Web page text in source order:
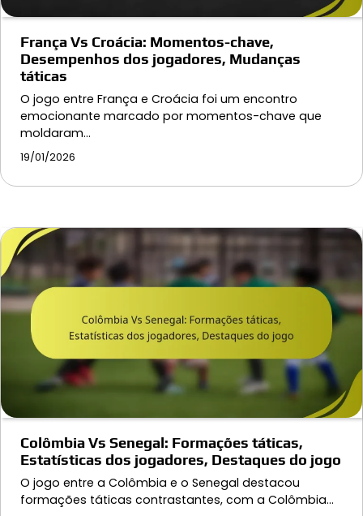
França Vs Croácia: Momentos-chave,
Desempenhos dos jogadores, Mudanças
táticas
O jogo entre França e Croácia foi um encontro
emocionante marcado por momentos-chave que
moldaram…
19/01/2026
Colômbia Vs Senegal: Formações táticas,
Estatísticas dos jogadores, Destaques do jogo
O jogo entre a Colômbia e o Senegal destacou
formações táticas contrastantes, com a Colômbia…